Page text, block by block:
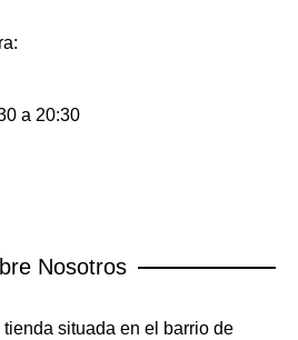
a 20:30
Nosotros
situada en el barrio de